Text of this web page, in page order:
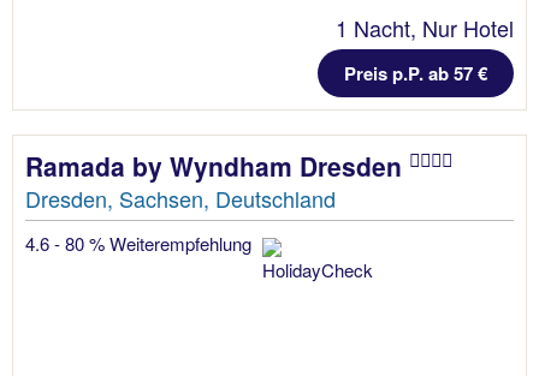
1 Nacht, Nur Hotel
Preis p.P. ab 57 €
Ramada by Wyndham Dresden
Dresden, Sachsen, Deutschland
4.6 - 80 % Weiterempfehlung